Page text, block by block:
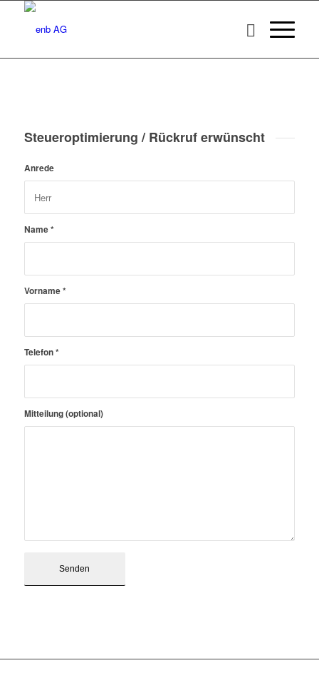
Steueroptimierung / Rückruf erwünscht
Anrede
Name*
Vorname*
Telefon*
Mitteilung (optional)